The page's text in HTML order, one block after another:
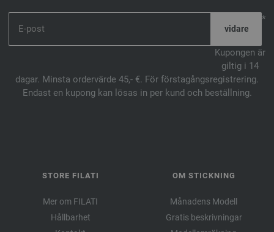
*
Kupongen är
giltig i 14
dagar. Minsta ordervärde 45,- €. För förstagångsregistrering.
Endast en kupong kan lösas in per kund och beställning.
STORE FILATI
Mer om FILATI
Hållbarhet
OM STICKNING
Månadens Modell
Gratis beskrivningar